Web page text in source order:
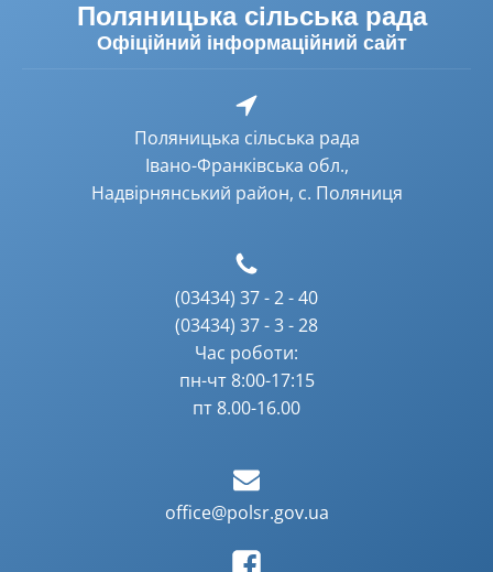
Поляницька сільська рада
Офіційний інформаційний сайт
Поляницька сільська рада
Івано-Франківська обл.,
Надвірнянський район, с. Поляниця
(03434) 37 - 2 - 40
(03434) 37 - 3 - 28
Час роботи:
пн-чт 8:00-17:15
пт 8.00-16.00
office@polsr.gov.ua